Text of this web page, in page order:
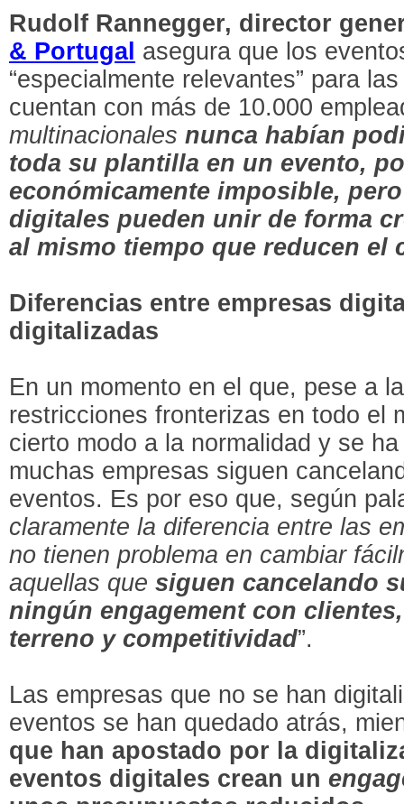
Rudolf Rannegger, director
& Portugal asegura que los
“especialmente relevantes” para
cuentan con más de 10.000
multinacionalesnunca habían
toda su plantilla en un evento,
económicamente imposible,
digitales pueden unir de forma
al mismo tiempo que reducen el
Diferencias entre empresas
digitalizadas
En un momento en el que, pese a
restricciones fronterizas en todo el
cierto modo a la normalidad y se
muchas empresas siguen
eventos. Es por eso que, según
claramente la diferencia entre las
no tienen problema en cambiar
aquellas quesiguen cancelando
ningún engagement con
terreno y competitividad”.
Las empresas que no se han
eventos se han quedado atrás,
que han apostado por la
eventos digitales crean un